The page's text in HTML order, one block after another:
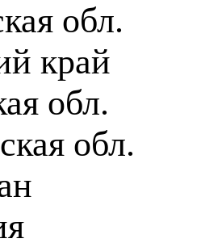
обл.
край
обл.
обл.